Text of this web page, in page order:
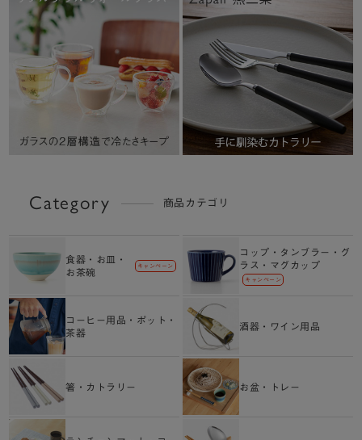
Category 商品カテゴリ
食器・お皿・
お茶碗
キャンペーン
コップ・タンブラー・グ
ラス・マグカップ
キャンペーン
コーヒー用品・ポット・
茶器
酒器・ワイン用品
箸・カトラリー お盆・トレー